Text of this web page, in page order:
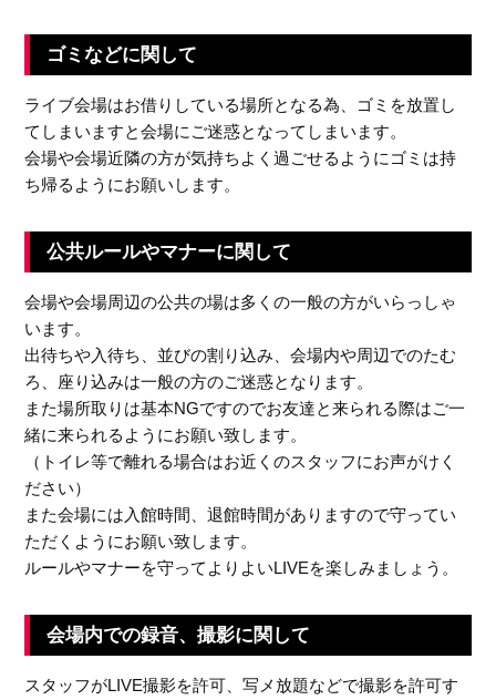
i
t
ゴミなどに関して
ライブ会場はお借りしている場所となる為、ゴミを放置し
てしまいますと会場にご迷惑となってしまいます。
会場や会場近隣の方が気持ちよく過ごせるようにゴミは持
ち帰るようにお願いします。
公共ルールやマナーに関して
会場や会場周辺の公共の場は多くの一般の方がいらっしゃ
います。
出待ちや入待ち、並びの割り込み、会場内や周辺でのたむ
ろ、座り込みは一般の方のご迷惑となります。
また場所取りは基本NGですのでお友達と来られる際はご一
緒に来られるようにお願い致します。
（トイレ等で離れる場合はお近くのスタッフにお声がけく
ださい）
また会場には入館時間、退館時間がありますので守ってい
ただくようにお願い致します。
ルールやマナーを守ってよりよいLIVEを楽しみましょう。
会場内での録音、撮影に関して
スタッフがLIVE撮影を許可、写メ放題などで撮影を許可す